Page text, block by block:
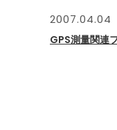
2007.04.04
GPS測量関連